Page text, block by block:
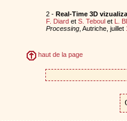
2 - Real-Time 3D
F. Diardet S. Teboulet L.
Processing, Autriche, juillet
haut de la page